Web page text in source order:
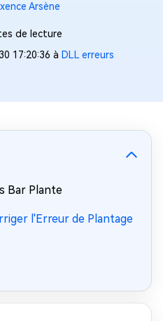
Arsène
de lecture
17:20:36 à DLL erreurs
Bar Plante
l'Erreur de Plantage